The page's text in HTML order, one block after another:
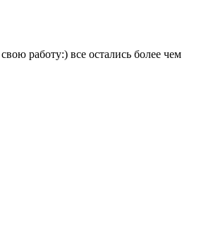
работу:) все остались более чем